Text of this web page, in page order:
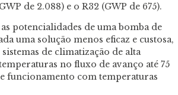
de 2.088) e o R32 (GWP de 675).
potencialidades de uma bomba de
uma solução menos eficaz e custosa,
de climatização de alta
no fluxo de avanço até 75
funcionamento com temperaturas